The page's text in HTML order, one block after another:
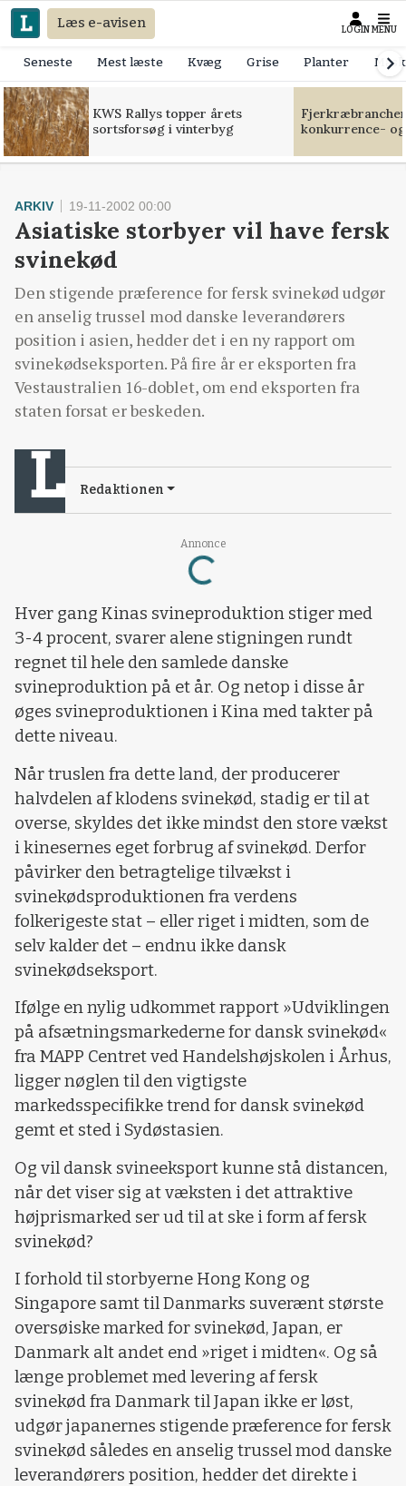
Læs e-avisen LOGIN MENU
Seneste Mest læste Kvæg Grise Planter
KWS Rallys topper årets
sortsforsøg i vinterbyg
konkurrence-
Annonce
Loading...
ARKIV 19-11-2002 00:00
Asiatiske storbyer vil have fersk
svinekød
Den stigende præference for fersk svinekød udgør
en anselig trussel mod danske leverandørers
position i asien, hedder det i en ny rapport om
svinekødseksporten. På fire år er eksporten fra
Vestaustralien 16-doblet, om end eksporten fra
staten forsat er beskeden.
Redaktionen
Hver gang Kinas svineproduktion stiger med
3-4 procent, svarer alene stigningen rundt
regnet til hele den samlede danske
svineproduktion på et år. Og netop i disse år
øges svineproduktionen i Kina med takter på
dette niveau.
Når truslen fra dette land, der producerer
halvdelen af klodens svinekød, stadig er til at
overse, skyldes det ikke mindst den store vækst
i kinesernes eget forbrug af svinekød. Derfor
påvirker den betragtelige tilvækst i
svinekødsproduktionen fra verdens
folkerigeste stat – eller riget i midten, som de
selv kalder det – endnu ikke dansk
svinekødseksport.
Ifølge en nylig udkommet rapport »Udviklingen
på afsætningsmarkederne for dansk svinekød«
fra MAPP Centret ved Handelshøjskolen i Århus,
ligger nøglen til den vigtigste
markedsspecifikke trend for dansk svinekød
gemt et sted i Sydøstasien.
Og vil dansk svineeksport kunne stå distancen,
når det viser sig at væksten i det attraktive
højprismarked ser ud til at ske i form af fersk
svinekød?
I forhold til storbyerne Hong Kong og
Singapore samt til Danmarks suverænt største
oversøiske marked for svinekød, Japan, er
Danmark alt andet end »riget i midten«. Og så
længe problemet med levering af fersk
svinekød fra Danmark til Japan ikke er løst,
udgør japanernes stigende præference for fersk
svinekød således en anselig trussel mod danske
leverandørers position, hedder det direkte i